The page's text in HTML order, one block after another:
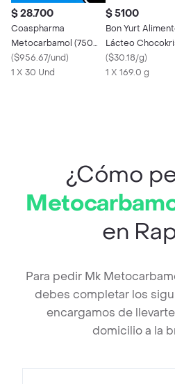
$ 28.700
Coaspharma
Metocarbamol (750
mg) 30 Tabletas
($956.67/und)
1 X 30 Und
$ 5100
Bon Yurt
Lácteo
169 g
($30.18/g)
1 X 169.0 g
¿Cómo
en
Para pedir Mk
debes completar los
encargamos de
domicilio a la